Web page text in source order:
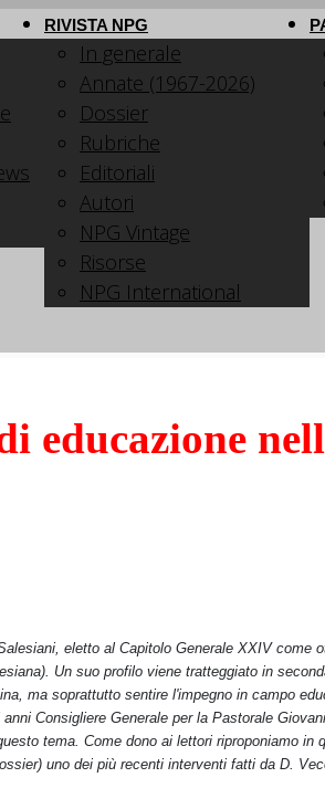
RIVISTA NPG
In generale
Annate (1967-2026)
Dossier
Rubriche
Editoriali
Autori
NPG Vintage
Risorse
NPG International
educazione
eletto al Capitolo Generale XXIV come
Un suo profilo viene tratteggiato in
ma soprattutto sentire l'impegno in campo
Consigliere Generale per la Pastorale
tema. Come dono ai lettori riproponiamo in
uno dei più recenti interventi fatti da D.